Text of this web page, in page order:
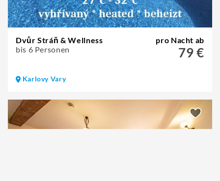
Dvůr Stráň & Wellness
bis 6 Personen
pro Nacht ab
79 €
Karlovy Vary